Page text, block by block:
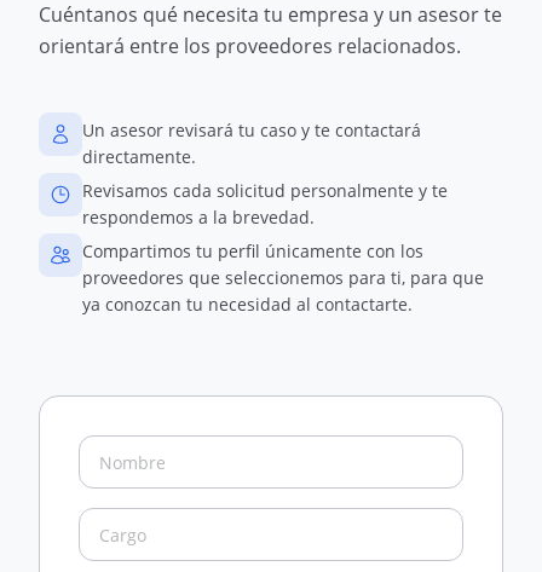
Cuéntanos qué necesita tu empresa y un asesor te
orientará entre los proveedores relacionados.
Un asesor revisará tu caso y te contactará
directamente.
Revisamos cada solicitud personalmente y te
respondemos a la brevedad.
Compartimos tu perfil únicamente con los
proveedores que seleccionemos para ti, para que
ya conozcan tu necesidad al contactarte.